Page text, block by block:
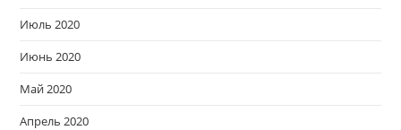
Июль 2020
Июнь 2020
Май 2020
Апрель 2020